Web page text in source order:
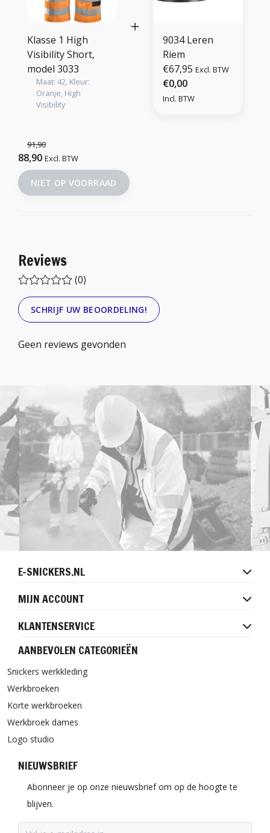
Klasse 1 High
Visibility Short,
model 3033
Maat: 42, Kleur:
Oranje, High
Visibility
9034 Leren
Riem
€67,95 Excl. BTW
€0,00
Incl. BTW
91,90
88,90 Excl. BTW
NIET OP VOORRAAD
Reviews
(0)
SCHRIJF UW BEOORDELING!
Geen reviews gevonden
E-SNICKERS.NL
MIJN ACCOUNT
KLANTENSERVICE
AANBEVOLEN CATEGORIEËN
Snickers werkkleding
Werkbroeken
Korte werkbroeken
Werkbroek dames
Logo studio
NIEUWSBRIEF
Abonneer je op onze nieuwsbrief om op de hoogte te
blijven.